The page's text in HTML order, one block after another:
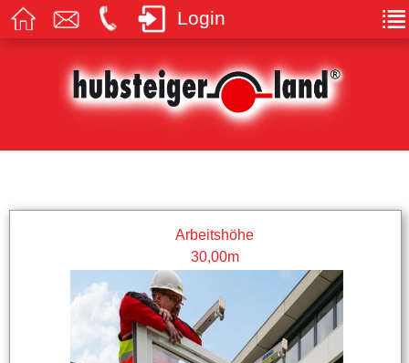
Login
Arbeitshöhe
30,00m